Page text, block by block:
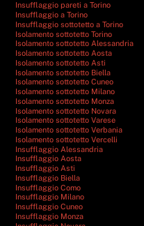
Insufflaggio pareti a Torino
Insufflaggio a Torino
Insufflaggio sottotetto a Torino
Isolamento sottotetto Torino
Isolamento sottotetto Alessandria
Isolamento sottotetto Aosta
Isolamento sottotetto Asti
Isolamento sottotetto Biella
Isolamento sottotetto Cuneo
Isolamento sottotetto Milano
Isolamento sottotetto Monza
Isolamento sottotetto Novara
Isolamento sottotetto Varese
Isolamento sottotetto Verbania
Isolamento sottotetto Vercelli
Insufflaggio Alessandria
Insufflaggio Aosta
Insufflaggio Asti
Insufflaggio Biella
Insufflaggio Como
Insufflaggio Milano
Insufflaggio Cuneo
Insufflaggio Monza